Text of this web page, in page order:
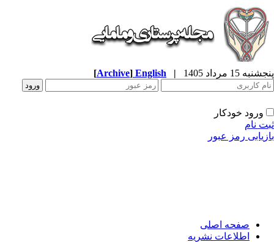
15 مرداد 1405 |
English
[Archive]
ورود خودکار
نام
رمز عبور
صفحه اصلی
اطلاعات نشریه